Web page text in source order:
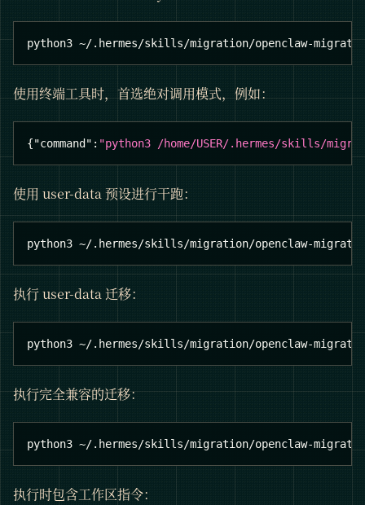
python3 ~/.hermes/skills/migration/openclaw-
使用终端工具时，首选绝对调用模式，例如：
{"command" : "python3 /home/USER/.hermes/skills/
使用 user-data 预设进行干跑：
python3 ~/.hermes/skills/migration/openclaw-
执行 user-data 迁移：
python3 ~/.hermes/skills/migration/openclaw-
执行完全兼容的迁移：
python3 ~/.hermes/skills/migration/openclaw-
执行时包含工作区指令：